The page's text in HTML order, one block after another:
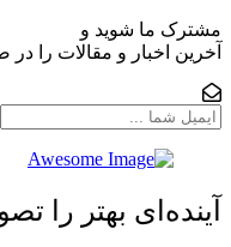
مشترک ما شوید و
آخرین اخبار و مقالات را
آینده‌ای بهتر را